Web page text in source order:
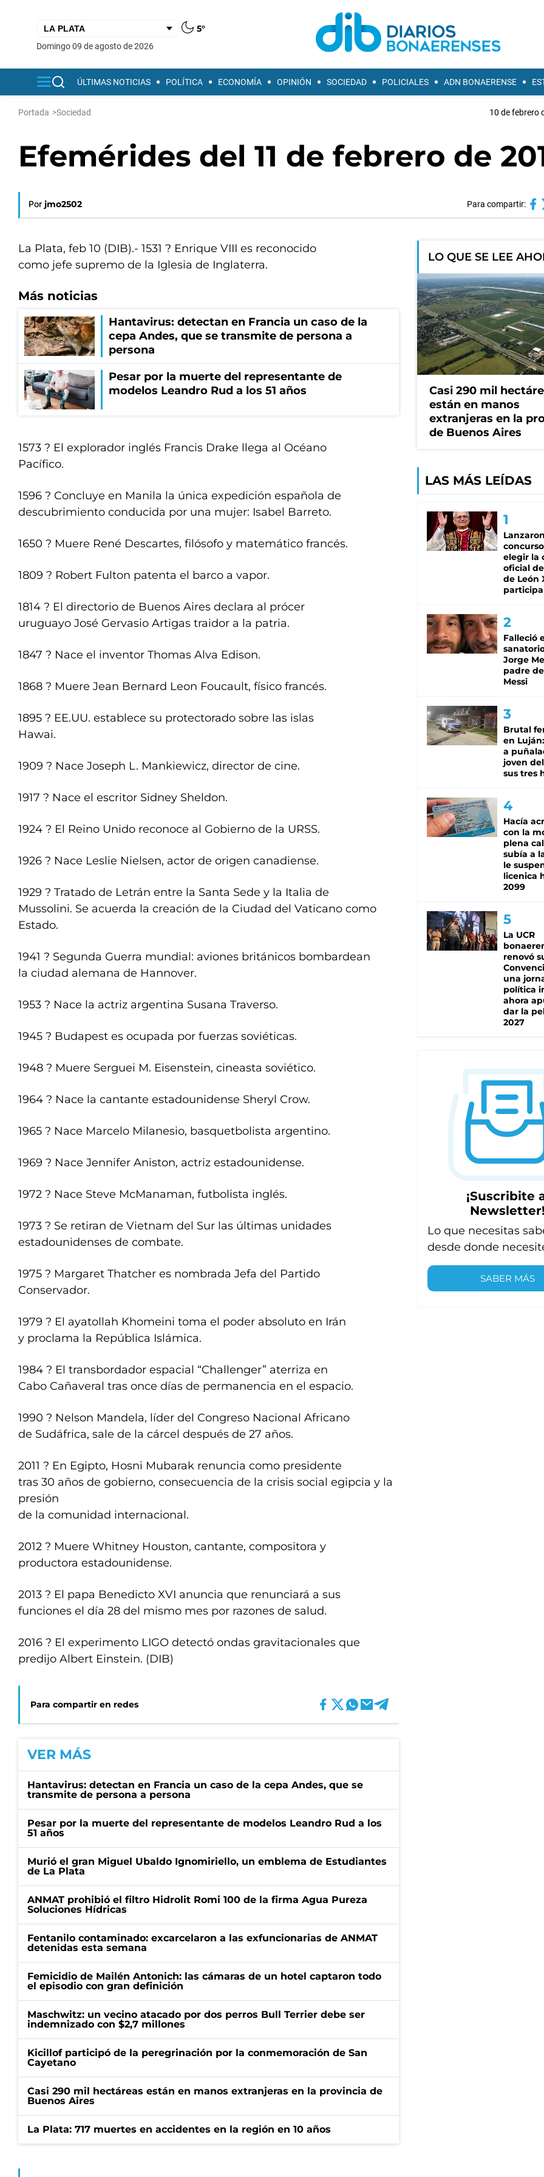
5°
domingo 09 de agosto de 2026
ÚLTIMAS NOTICIAS POLÍTICA ECONOMÍA OPINIÓN SOCIEDAD POLICIALES ADN BONAERENSE
Portada >Sociedad 10 de febrero
Efemérides del 11 de febrero de
Por jmo2502 Para compartir:
La Plata, feb 10 (DIB).- 1531 ? Enrique VIII es reconocido
como jefe supremo de la Iglesia de Inglaterra.
Más noticias
Hantavirus: detectan en Francia un caso de la
cepa Andes, que se transmite de persona a
persona
Pesar por la muerte del representante de
modelos Leandro Rud a los 51 años
1573 ? El explorador inglés Francis Drake llega al Océano
Pacífico.
1596 ? Concluye en Manila la única expedición española de
descubrimiento conducida por una mujer: Isabel Barreto.
1650 ? Muere René Descartes, filósofo y matemático francés.
1809 ? Robert Fulton patenta el barco a vapor.
1814 ? El directorio de Buenos Aires declara al prócer
uruguayo José Gervasio Artigas traidor a la patria.
1847 ? Nace el inventor Thomas Alva Edison.
1868 ? Muere Jean Bernard Leon Foucault, físico francés.
1895 ? EE.UU. establece su protectorado sobre las islas
Hawai.
1909 ? Nace Joseph L. Mankiewicz, director de cine.
1917 ? Nace el escritor Sidney Sheldon.
1924 ? El Reino Unido reconoce al Gobierno de la URSS.
1926 ? Nace Leslie Nielsen, actor de origen canadiense.
1929 ? Tratado de Letrán entre la Santa Sede y la Italia de
Mussolini. Se acuerda la creación de la Ciudad del Vaticano como
Estado.
1941 ? Segunda Guerra mundial: aviones británicos bombardean
la ciudad alemana de Hannover.
1953 ? Nace la actriz argentina Susana Traverso.
1945 ? Budapest es ocupada por fuerzas soviéticas.
1948 ? Muere Serguei M. Eisenstein, cineasta soviético.
1964 ? Nace la cantante estadounidense Sheryl Crow.
1965 ? Nace Marcelo Milanesio, basquetbolista argentino.
1969 ? Nace Jennifer Aniston, actriz estadounidense.
1972 ? Nace Steve McManaman, futbolista inglés.
1973 ? Se retiran de Vietnam del Sur las últimas unidades
estadounidenses de combate.
1975 ? Margaret Thatcher es nombrada Jefa del Partido
Conservador.
1979 ? El ayatollah Khomeini toma el poder absoluto en Irán
y proclama la República Islámica.
1984 ? El transbordador espacial “Challenger” aterriza en
Cabo Cañaveral tras once días de permanencia en el espacio.
1990 ? Nelson Mandela, líder del Congreso Nacional Africano
de Sudáfrica, sale de la cárcel después de 27 años.
2011 ? En Egipto, Hosni Mubarak renuncia como presidente
tras 30 años de gobierno, consecuencia de la crisis social egipcia y la
presión
de la comunidad internacional.
2012 ? Muere Whitney Houston, cantante, compositora y
productora estadounidense.
2013 ? El papa Benedicto XVI anuncia que renunciará a sus
funciones el día 28 del mismo mes por razones de salud.
2016 ? El experimento LIGO detectó ondas gravitacionales que
predijo Albert Einstein. (DIB)
Para compartir en redes
VER MÁS
Hantavirus: detectan en Francia un caso de la cepa Andes, que se
transmite de persona a persona
Pesar por la muerte del representante de modelos Leandro Rud a los
51 años
Murió el gran Miguel Ubaldo Ignomiriello, un emblema de Estudiantes
de La Plata
ANMAT prohibió el filtro Hidrolit Romi 100 de la firma Agua Pureza
Soluciones Hídricas
Fentanilo contaminado: excarcelaron a las exfuncionarias de ANMAT
detenidas esta semana
Femicidio de Mailén Antonich: las cámaras de un hotel captaron todo
el episodio con gran definición
Maschwitz: un vecino atacado por dos perros Bull Terrier debe ser
indemnizado con $2,7 millones
Kicillof participó de la peregrinación por la conmemoración de San
Cayetano
Casi 290 mil hectáreas están en manos extranjeras en la provincia de
Buenos Aires
La Plata: 717 muertes en accidentes en la región en 10 años
LO QUE SE LEE
Casi 290 mil
están en manos
extranjeras en la
de Buenos Aires
LAS MÁS LEÍDAS
elegir la
oficial
de León
Falleció
Jorge
padre
Messi
Brutal
en
a
joven
sus tres
Hacía
con la
plena
subía a
le
licenica
2099
La UCR
renovó
una
política
ahora
dar la
2027
¡Suscribite
Newsletter!
Lo que necesitas
desde donde
SABER MÁS